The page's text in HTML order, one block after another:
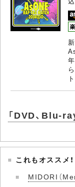
「DVD、Blu-
これもオススメ！
MIDORI（